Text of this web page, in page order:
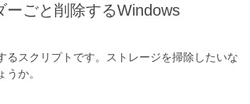
ごと削除するWindows
スクリプトです。ストレージを掃除したいな
か。